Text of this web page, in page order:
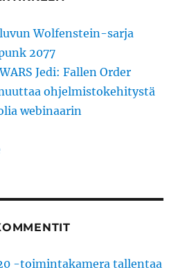
Wolfenstein-sarja
2077
Jedi: Fallen Order
ohjelmistokehitystä
webinaarin
-toimintakamera tallentaa